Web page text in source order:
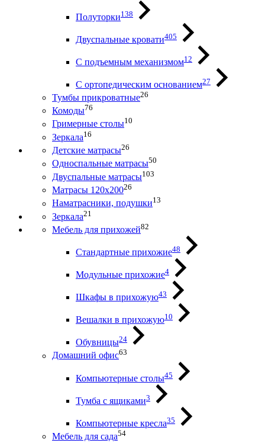
Полуторки138
Двуспальные кровати405
С подъемным механизмом12
С ортопедическим основанием27
Тумбы прикроватные26
Комоды76
Гримерные столы10
Зеркала16
Детские матрасы26
Односпальные матрасы50
Двуспальные матрасы103
Матрасы 120х20026
Наматрасники, подушки13
Зеркала21
Мебель для прихожей82
Стандартные прихожие48
Модульные прихожие4
Шкафы в прихожую43
Вешалки в прихожую10
Обувницы24
Домашний офис63
Компьютерные столы45
Тумба с ящиками3
Компьютерные кресла35
Мебель для сада54